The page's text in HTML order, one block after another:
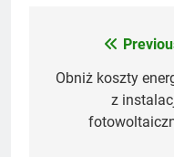
Nawigacja
wpisu
Obniż koszty
z